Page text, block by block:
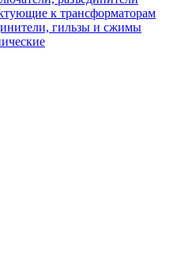
к трансформаторам
гильзы и сжимы